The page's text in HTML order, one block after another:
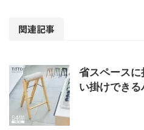
関連記事
省スペースに
い掛けでき